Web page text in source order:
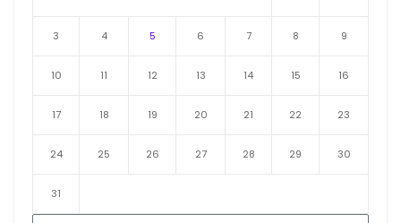
3 4 5 6 7 8 9
10 11 12 13 14 15 16
17 18 19 20 21 22 23
24 25 26 27 28 29 30
31